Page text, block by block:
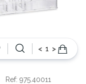
< >
Ref: 975.40011